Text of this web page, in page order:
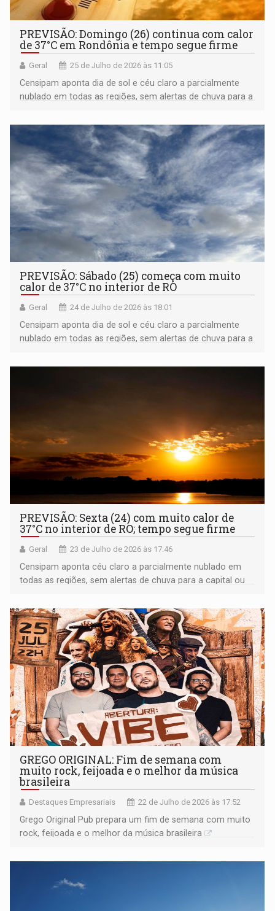
PREVISÃO: Domingo (26) continua com calor
de 37°C em Rondônia e tempo segue firme
Geral 25 de Julho de 2026 às 11:05
Censipam aponta dia de sol e céu claro a parcialmente
nublado em todas as regiões, sem alertas de chuva para a
PREVISÃO: Sábado (25) começa com muito
calor de 37°C no interior de RO
Geral 24 de Julho de 2026 às 18:01
Censipam aponta dia de sol e céu claro a parcialmente
nublado em todas as regiões, sem alertas de chuva para a
PREVISÃO: Sexta (24) com muito calor de
37°C no interior de RO; tempo segue firme
Geral 23 de Julho de 2026 às 17:46
Censipam aponta céu claro a parcialmente nublado em
todas as regiões, sem alertas de chuva para a capital ou
GREGO ORIGINAL: Fim de semana com
muito rock, feijoada e o melhor da música
brasileira
Destaques Empresariais 22 de Julho de 2026 às 17:52
Grego Original Pub prepara um fim de semana com muito
rock, feijoada e o melhor da música brasileira